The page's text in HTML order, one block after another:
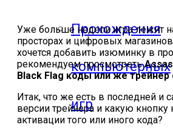
Прохождения
компьютерных
игр
Уже больше недели игра лежит
просторах и цифровых
хочется добавить изюминку в
рекомендуем просмотреть
Black Flag коды или же трейнер
Итак, что же есть в последней и
версии трейнера и какую кнопку
активации того или иного кода?